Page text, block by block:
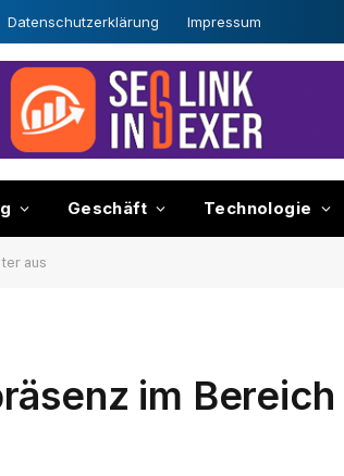
Datenschutzerklärung Impressum
Geschäft Technologie
aus
im Bereich